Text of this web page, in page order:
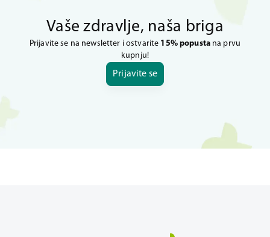
Vaše zdravlje, naša briga
Prijavite se na newsletter i ostvarite 15% popustana prvu
kupnju!
Prijavite se